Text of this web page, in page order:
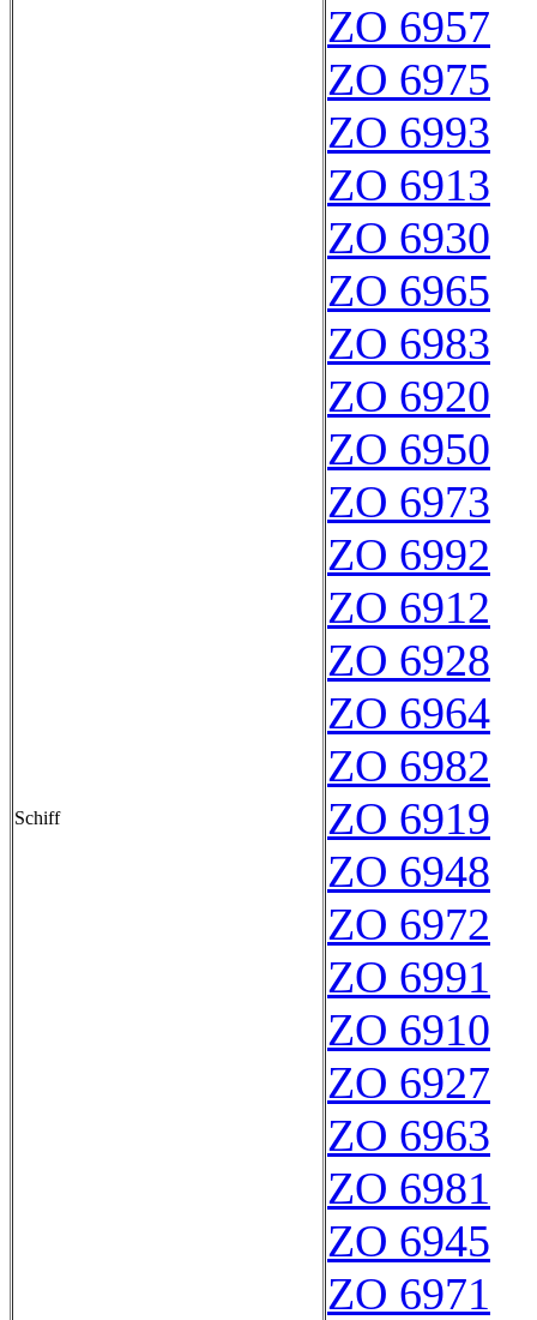
Schiff
ZO 6957
ZO 6975
ZO 6993
ZO 6913
ZO 6930
ZO 6965
ZO 6983
ZO 6920
ZO 6950
ZO 6973
ZO 6992
ZO 6912
ZO 6928
ZO 6964
ZO 6982
ZO 6919
ZO 6948
ZO 6972
ZO 6991
ZO 6910
ZO 6927
ZO 6963
ZO 6981
ZO 6945
ZO 6971